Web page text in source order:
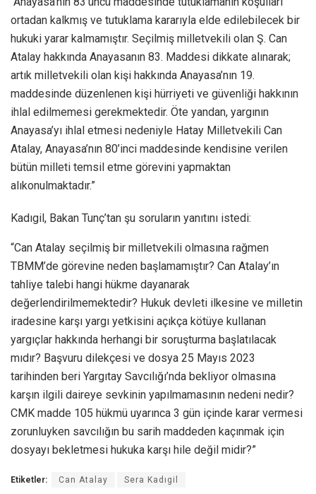
ortadan kalkmış ve tutuklama kararıyla elde edilebilecek bir
hukuki yarar kalmamıştır. Seçilmiş milletvekili olan Ş. Can
Atalay hakkında Anayasanın 83. Maddesi dikkate alınarak;
artık milletvekili olan kişi hakkında Anayasa’nın 19.
maddesinde düzenlenen kişi hürriyeti ve güvenliği hakkının
ihlal edilmemesi gerekmektedir. Öte yandan, yargının
Anayasa’yı ihlal etmesi nedeniyle Hatay Milletvekili Can
Atalay, Anayasa’nın 80’inci maddesinde kendisine verilen
bütün milleti temsil etme görevini yapmaktan
alıkonulmaktadır.”
Kadıgil, Bakan Tunç’tan şu soruların yanıtını istedi:
“Can Atalay seçilmiş bir milletvekili olmasına rağmen
TBMM’de görevine neden başlamamıştır? Can Atalay’ın
tahliye talebi hangi hükme dayanarak
değerlendirilmemektedir? Hukuk devleti ilkesine ve milletin
iradesine karşı yargı yetkisini açıkça kötüye kullanan
yargıçlar hakkında herhangi bir soruşturma başlatılacak
mıdır? Başvuru dilekçesi ve dosya 25 Mayıs 2023
tarihinden beri Yargıtay Savcılığı’nda bekliyor olmasına
karşın ilgili daireye sevkinin yapılmamasının nedeni nedir?
CMK madde 105 hükmü uyarınca 3 gün içinde karar vermesi
zorunluyken savcılığın bu sarih maddeden kaçınmak için
dosyayı bekletmesi hukuka karşı hile değil midir?”
Etiketler: Can Atalay Sera Kadıgil